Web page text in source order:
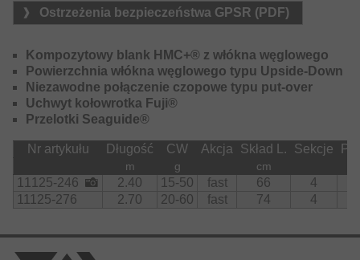
Ostrzeżenia bezpieczeństwa GPSR (PDF)
Kompozytowy blank HMC+® z włókna węglowego
Powierzchnia włókna węglowego typu Upside-Down
Niezawodne połączenie czopowe typu put-over
Uchwyt kołowrotka Fuji®
Przelotki Seaguide®
Nr artykułu Długość CW Akcja Skład L. Sekcje
m g cm
11125-246 2.40 15-50 fast 66
4
11125-276
2.70 20-60 fast 74 4